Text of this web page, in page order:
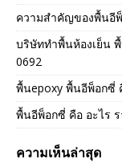
ความสำคัญของพื้นอี
บริษัททำพื้นห้องเย็น
0692
พื้นepoxy พื้นอีพ็อกซี่
พื้นอีพ็อกซี่ คือ อะไร ร
ความเห็นล่าสุด